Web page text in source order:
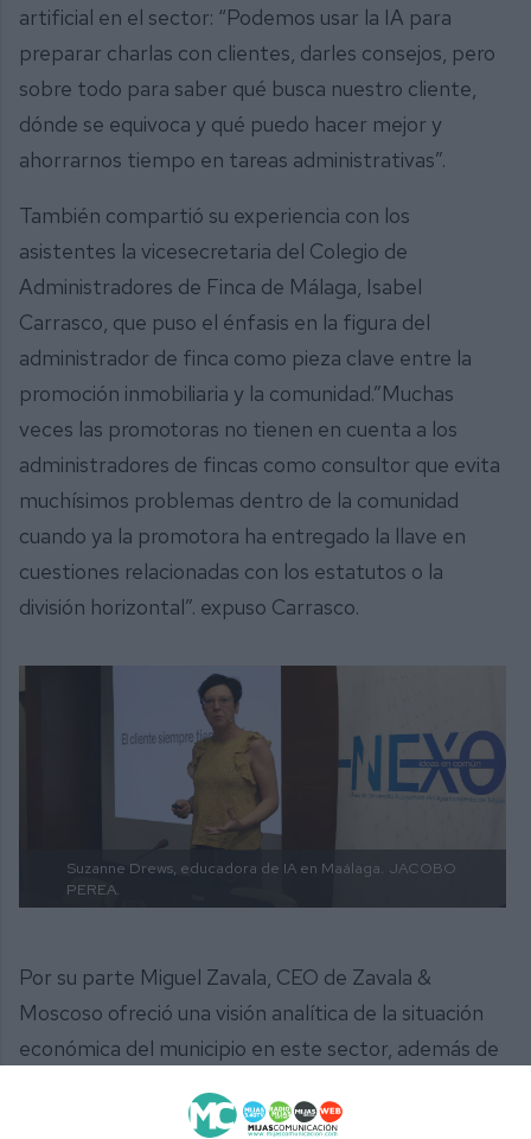
artificial en el sector: “Podemos usar la IA para
preparar charlas con clientes, darles consejos, pero
sobre todo para saber qué busca nuestro cliente,
dónde se equivoca y qué puedo hacer mejor y
ahorrarnos tiempo en tareas administrativas”.
También compartió su experiencia con los
asistentes la vicesecretaria del Colegio de
Administradores de Finca de Málaga, Isabel
Carrasco, que puso el énfasis en la figura del
administrador de finca como pieza clave entre la
promoción inmobiliaria y la comunidad.”Muchas
veces las promotoras no tienen en cuenta a los
administradores de fincas como consultor que evita
muchísimos problemas dentro de la comunidad
cuando ya la promotora ha entregado la llave en
cuestiones relacionadas con los estatutos o la
división horizontal”. expuso Carrasco.
Suzanne Drews, educadora de IA en Maálaga. JACOBO
PEREA.
Por su parte Miguel Zavala, CEO de Zavala &
Moscoso ofreció una visión analítica de la situación
económica del municipio en este sector, además de
modelo de ciudad: “Las expectativas son muy